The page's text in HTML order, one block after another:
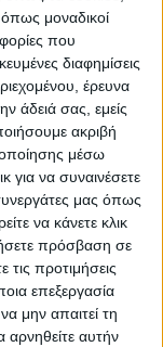
μοναδικοί
που
διαφημίσεις
έρευνα
άδειά σας, εμείς
ακριβή
μέσω
για να συναινέσετε
μας όπως
να κάνετε κλικ
πρόσβαση σε
τις προτιμήσεις
επεξεργασία
μην απαιτεί τη
αρνηθείτε αυτήν